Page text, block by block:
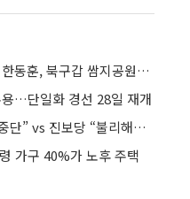
“박민식 찍으면 하정우 된다”... 한동훈, 북구갑 쌈지공원서 ‘민심 단일화’ 읍소
용…단일화 경선 28일 재개
김상욱 “역선택 우려로 단일화 중단” vs 진보당 “불리해지자 합의 파기”
가구 40%가 노후 주택